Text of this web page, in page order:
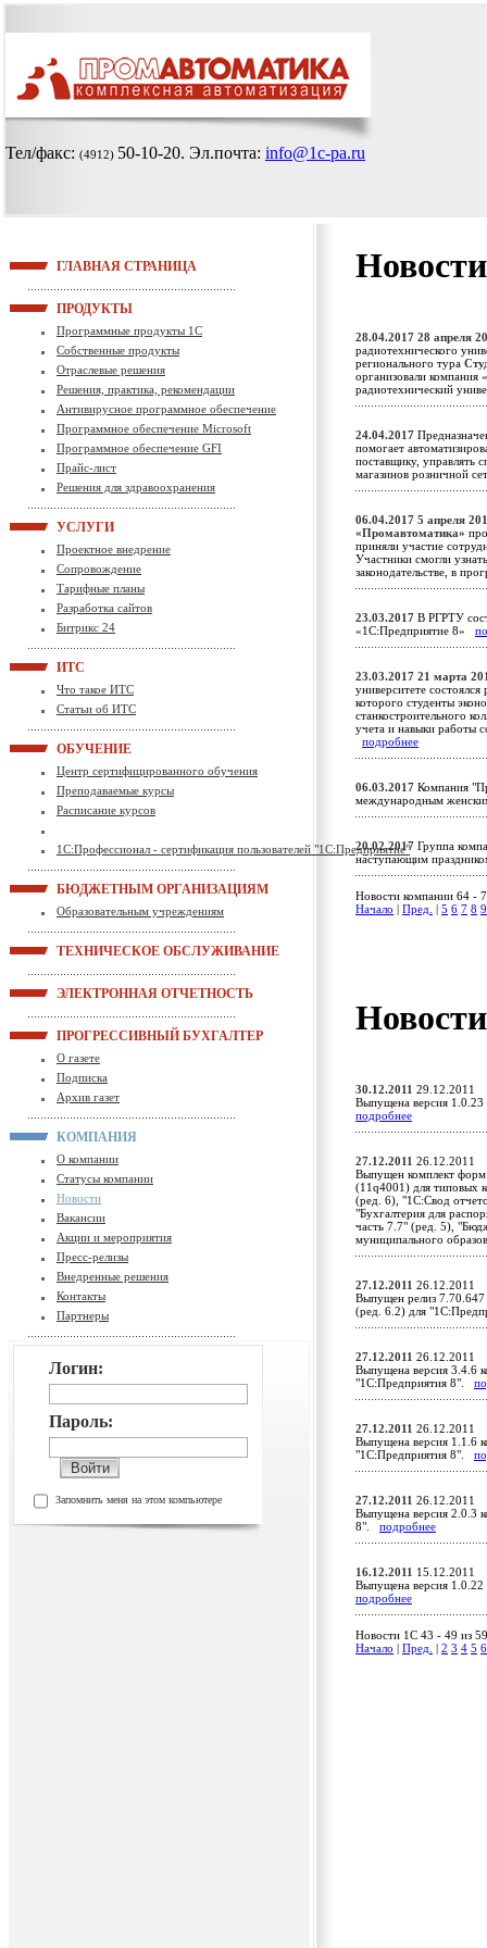
Тел/факс: (4912) 50-10-20. Эл.почта: info@1c-pa.ru
ГЛАВНАЯ СТРАНИЦА
ПРОДУКТЫ
Программные продукты 1С
Собственные продукты
Отраслевые решения
Решения, практика, рекомендации
Антивирусное программное обеспечение
Программное обеспечение Microsoft
Программное обеспечение GFI
Прайс-лист
Решения для здравоохранения
УСЛУГИ
Проектное внедрение
Сопровождение
Тарифные планы
Разработка сайтов
Битрикс 24
ИТС
Что такое ИТС
Статьи об ИТС
ОБУЧЕНИЕ
Центр сертифицированного обучения
Преподаваемые курсы
Расписание курсов
1С:Профессионал - сертификация пользователей "1С:Предприятие"
БЮДЖЕТНЫМ ОРГАНИЗАЦИЯМ
Образовательным учреждениям
ТЕХНИЧЕСКОЕ ОБСЛУЖИВАНИЕ
ЭЛЕКТРОННАЯ ОТЧЕТНОСТЬ
ПРОГРЕССИВНЫЙ БУХГАЛТЕР
О газете
Подписка
Архив газет
КОМПАНИЯ
О компании
Статусы компании
Новости
Вакансии
Акции и мероприятия
Пресс-релизы
Внедренные решения
Контакты
Партнеры
Логин:
Пароль:
Запомнить меня на этом компьютере
28.04.2017 28 апреля
радиотехнического
регионального тура
организовали компания
радиотехнический
24.04.2017
помогает
поставщику, управлять
магазинов розничной
06.04.2017 5 апреля
«Промавтоматика»
приняли участие
Участники смогли
законодательстве, в
23.03.2017 В РГРТУ
«1С:Предприятие 8»
23.03.2017 21 марта
университете
которого студенты
станкостроительного
учета и навыки работы
подробнее
06.03.2017 Компания
международным
20.02.2017 Группа
наступающим
Новости компании 64 -
Начало
Пред. 5 6 7 8 9
30.12.2011 29.12.2011
Выпущена версия
подробнее
27.12.2011 26.12.2011
Выпущен комплект форм
(11q4001) для типовых
(ред. 6), "1С:Свод
"Бухгалтерия для
часть 7.7" (ред. 5),
муниципального
27.12.2011 26.12.2011
Выпущен релиз
(ред. 6.2) для
27.12.2011 26.12.2011
Выпущена версия 3.4.6
"1С:Предприятия 8".
27.12.2011 26.12.2011
Выпущена версия 1.1.6
"1С:Предприятия 8".
27.12.2011 26.12.2011
Выпущена версия 2.0.3
8". подробнее
16.12.2011 15.12.2011
Выпущена версия
подробнее
Новости 1C 43 - 49 из
Начало
Пред. 2 3 4 5 6